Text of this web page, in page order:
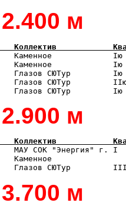
м
Квал
Каменное             Iю
Каменное
Глазов СЮТур
Глазов СЮТур
м
Квал
МАУ СОК "Энергия" г.
Каменное
м